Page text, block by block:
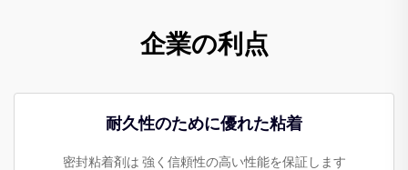
企業の利点
耐久性のために優れた粘着
密封粘着剤は 強く信頼性の高い性能を保証します